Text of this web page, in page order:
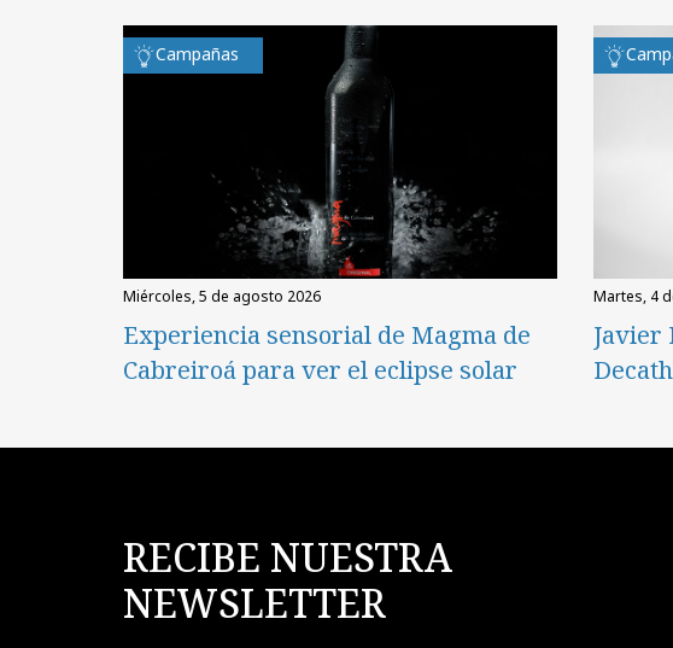
Campañas
miércoles, 5 de agosto 2026
Experiencia sensorial de Magma de
Cabreiroá para ver el eclipse solar
martes, 4
Javier
RECIBE NUESTRA
NEWSLETTER